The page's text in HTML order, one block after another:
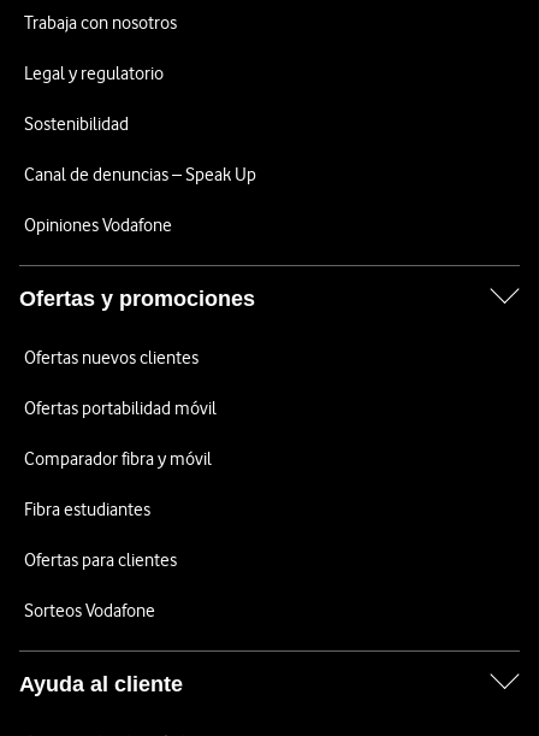
Trabaja con nosotros
Legal y regulatorio
Sostenibilidad
Canal de denuncias – Speak Up
Opiniones Vodafone
Ofertas y promociones
Ofertas nuevos clientes
Ofertas portabilidad móvil
Comparador fibra y móvil
Fibra estudiantes
Ofertas para clientes
Sorteos Vodafone
Ayuda al cliente